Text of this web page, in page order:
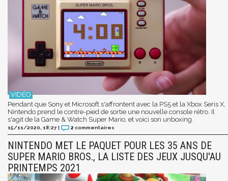
Pendant que Sony et Microsoft s'affrontent avec la PS5 et la Xbox Seris X,
Nintendo prend le contre-pied de sortie une nouvelle console rétro. Il
s'agit de la Game & Watch Super Mario, et voici son unboxing.
15/11/2020, 18:27 | 2 commentaires
NINTENDO MET LE PAQUET POUR LES 35 ANS DE
SUPER MARIO BROS., LA LISTE DES JEUX JUSQU'AU
PRINTEMPS 2021